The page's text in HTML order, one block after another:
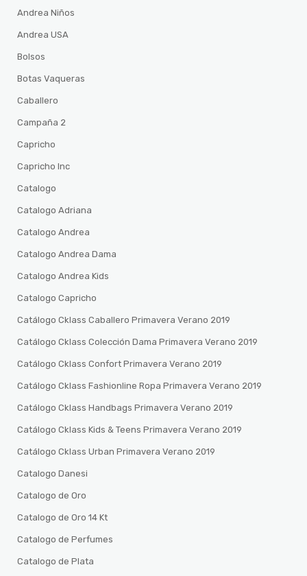
Andrea Niños
Andrea USA
Bolsos
Botas Vaqueras
Caballero
Campaña 2
Capricho
Capricho Inc
Catalogo
Catalogo Adriana
Catalogo Andrea
Catalogo Andrea Dama
Catalogo Andrea Kids
Catalogo Capricho
Catálogo Cklass Caballero Primavera Verano 2019
Catálogo Cklass Colección Dama Primavera Verano 2019
Catálogo Cklass Confort Primavera Verano 2019
Catálogo Cklass Fashionline Ropa Primavera Verano 2019
Catálogo Cklass Handbags Primavera Verano 2019
Catálogo Cklass Kids & Teens Primavera Verano 2019
Catálogo Cklass Urban Primavera Verano 2019
Catalogo Danesi
Catalogo de Oro
Catalogo de Oro 14 Kt
Catalogo de Perfumes
Catalogo de Plata